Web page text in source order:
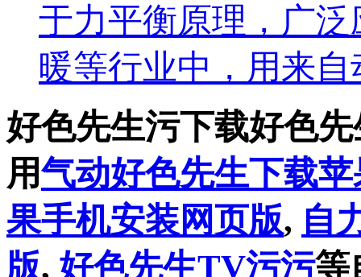
于力平衡原理，广泛应
暖等行业中，用来
好色先生污下载好色
用气动好色先生下载
果手机安装网页版, 自
版, 好色先生TV污污等